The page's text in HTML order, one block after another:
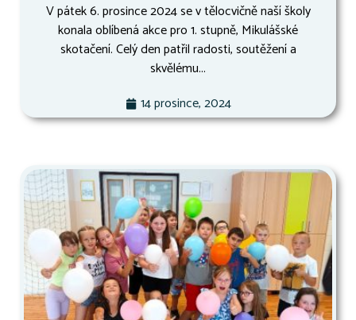
V pátek 6. prosince 2024 se v tělocvičně naší školy
konala oblíbená akce pro 1. stupně, Mikulášské
skotačení. Celý den patřil radosti, soutěžení a
skvělému...
14 prosince, 2024